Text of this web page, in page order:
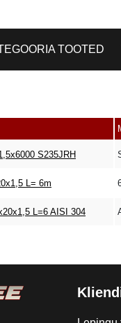
TOOTED
S235JRH
L= 6m
L=6 AISI 304